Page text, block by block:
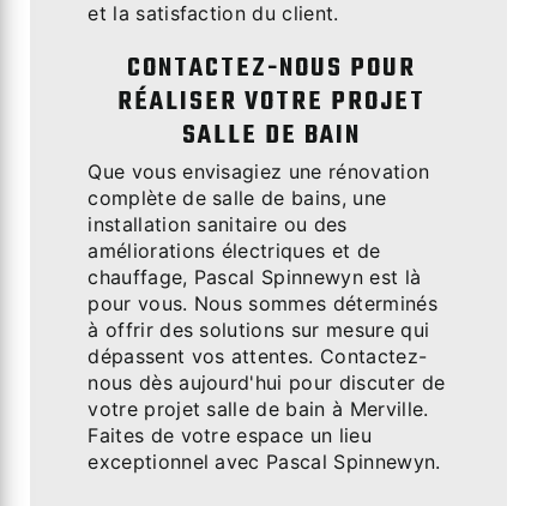
et la satisfaction du client.
CONTACTEZ-NOUS POUR
RÉALISER VOTRE PROJET
SALLE DE BAIN
Que vous envisagiez une rénovation
complète de salle de bains, une
installation sanitaire ou des
améliorations électriques et de
chauffage, Pascal Spinnewyn est là
pour vous. Nous sommes déterminés
à offrir des solutions sur mesure qui
dépassent vos attentes. Contactez-
nous dès aujourd'hui pour discuter de
votre projet salle de bain à Merville.
Faites de votre espace un lieu
exceptionnel avec Pascal Spinnewyn.